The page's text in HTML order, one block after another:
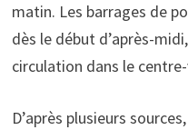
matin. Les barrages de
dès le début d’après-
circulation dans le
D’après plusieurs